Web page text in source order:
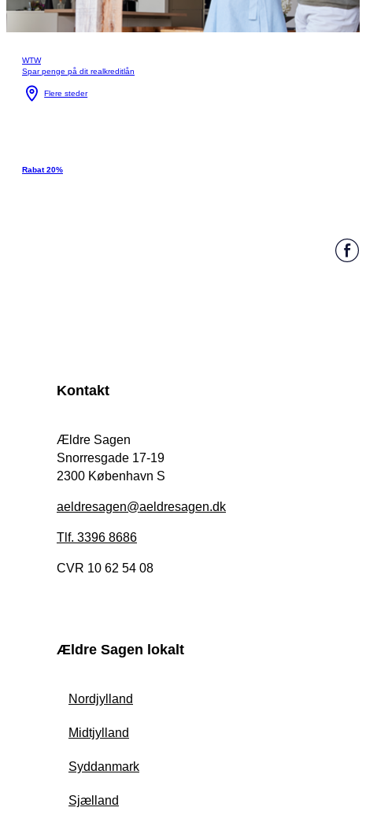
WTW
Spar penge på dit realkreditlån
Flere steder
Rabat 20%
Kontakt
Ældre Sagen
Snorresgade 17-19
2300 København S
aeldresagen@aeldresagen.dk
Tlf. 3396 8686
CVR 10 62 54 08
Ældre Sagen lokalt
Nordjylland
Midtjylland
Syddanmark
Sjælland